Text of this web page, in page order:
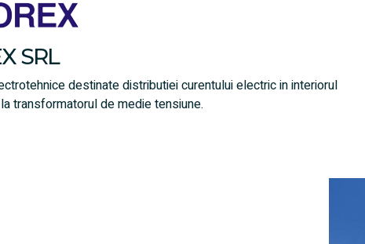
SRL
destinate distributiei curentului electric in interiorul
transformatorul de medie tensiune.